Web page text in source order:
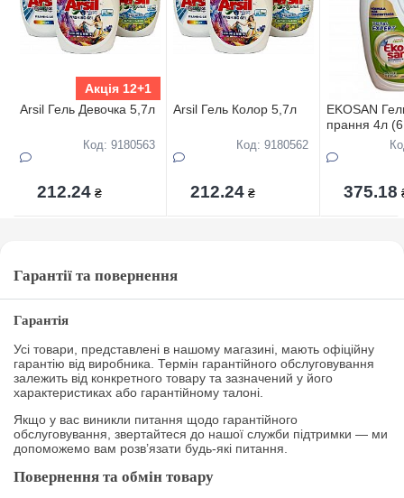
Акція 12+1
Arsil Гель Девочка 5,7л
Код: 9180563
212.24 ₴
Arsil Гель Колор 5,7л
Код: 9180562
212.24 ₴
EKOSAN
прання 4л
375.18
Гарантії та повернення
Гарантія
Усі товари, представлені в нашому магазині, мають офіційну
гарантію від виробника. Термін гарантійного обслуговування
залежить від конкретного товару та зазначений у його
характеристиках або гарантійному талоні.
Якщо у вас виникли питання щодо гарантійного
обслуговування, звертайтеся до нашої служби підтримки — ми
допоможемо вам розв’язати будь-які питання.
Повернення та обмін товару